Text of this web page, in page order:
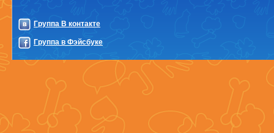
Группа В контакте
Группа в Фэйсбуке